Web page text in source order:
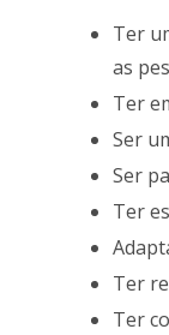
Ter
as
Ter
Ser
Ser
Ter
Ter
Ter